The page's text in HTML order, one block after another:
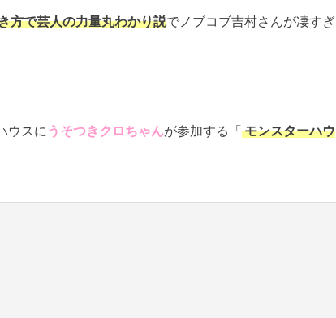
方で芸人の力量丸わかり説でノブコブ吉村さんが凄すぎ
ウスに うそつきクロちゃんが参加する「モンスターハウ